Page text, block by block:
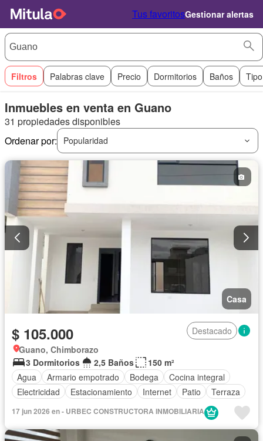
Tus favoritosGestionar alertas
Filtros Palabras clave Precio Dormitorios Baños
Inmuebles en venta en Guano
31 propiedades disponibles
Ordenar por:
Popularidad
Casa
$ 105.000
Destacado
Guano, Chimborazo
3 Dormitorios
2,5 Baños
150 m²
Agua
Armario empotrado Bodega
Cocina integral
Electricidad
Estacionamiento Internet Patio Terraza
17 jun 2026 en - URBEC CONSTRUCTORA INMOBILIARIA